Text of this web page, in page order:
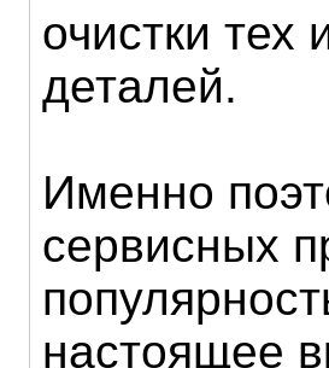
очистки тех
деталей.
Именно
сервисных
настоящее